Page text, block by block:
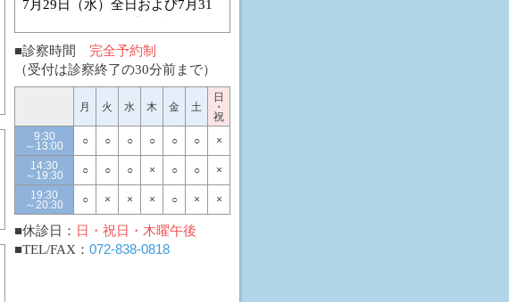
■診察時間 完全予約制
（受付は診察終了の30分前まで）
月 火 水 木 金 土
日
・
祝
9:30
～13:00
○ ○ ○ ○ ○ ○ ×
14:30
～19:30
○ ○ ○ × ○ ○ ×
19:30
～20:30
○ × × × ○ × ×
■休診日： 日・祝日・木曜午後
■TEL/FAX： 072-838-0818